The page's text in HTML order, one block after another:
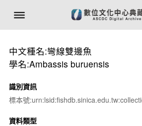
中文種名:彎線雙邊魚
學名:Ambassis buruensis
識別資訊
標本號
資料類型